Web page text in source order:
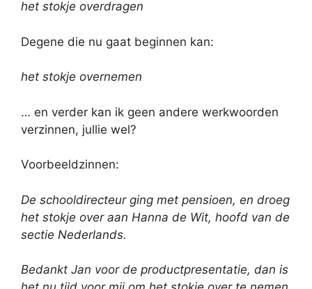
het stokje overdragen
Degene die nu gaat beginnen kan:
het stokje overnemen
… en verder kan ik geen andere werkwoorden
verzinnen, jullie wel?
Voorbeeldzinnen:
De schooldirecteur ging met pensioen, en droeg
het stokje over aan Hanna de Wit, hoofd van de
sectie Nederlands.
Bedankt Jan voor de productpresentatie, dan is